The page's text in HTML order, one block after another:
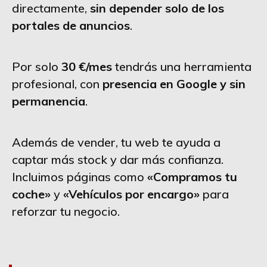
directamente, sin depender solo de los
portales de anuncios.
Por solo 30 €/mes tendrás una herramienta
profesional, con presencia en Google y sin
permanencia.
Además de vender, tu web te ayuda a
captar más stock y dar más confianza.
Incluimos páginas como «Compramos tu
coche» y «Vehículos por encargo» para
reforzar tu negocio.